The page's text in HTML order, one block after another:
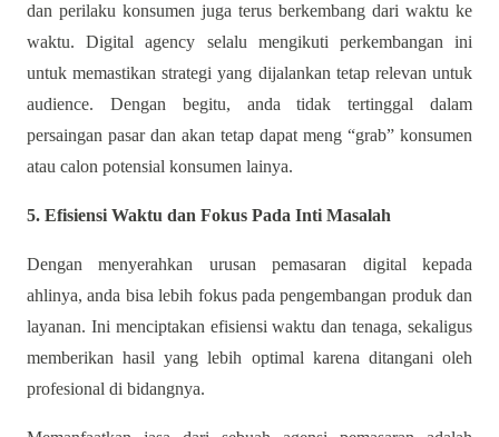
dan perilaku konsumen juga terus berkembang dari waktu ke
waktu. Digital agency selalu mengikuti perkembangan ini
untuk memastikan strategi yang dijalankan tetap relevan untuk
audience. Dengan begitu, anda tidak tertinggal dalam
persaingan pasar dan akan tetap dapat meng “grab” konsumen
atau calon potensial konsumen lainya.
5. Efisiensi Waktu dan Fokus Pada Inti Masalah
Dengan menyerahkan urusan pemasaran digital kepada
ahlinya, anda bisa lebih fokus pada pengembangan produk dan
layanan. Ini menciptakan efisiensi waktu dan tenaga, sekaligus
memberikan hasil yang lebih optimal karena ditangani oleh
profesional di bidangnya.